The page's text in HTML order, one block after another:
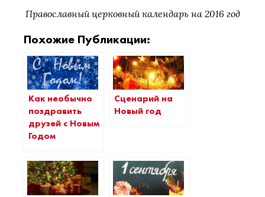
Православный церковный календарь на 2016 год
Похожие Публикации:
Как необычно
поздравить
друзей с Новым
Годом
Сценарий на
Новый год